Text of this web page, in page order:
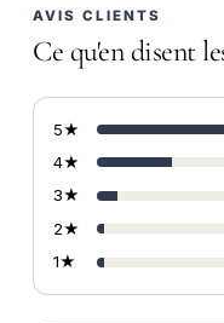
AVIS CLIENTS
Ce qu'en disent
5★
4★
3★
2★
1★